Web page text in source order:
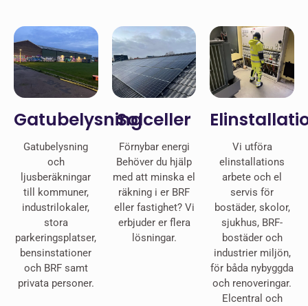
Gatubelysning
Gatubelysning
och
ljusberäkningar
till kommuner,
industrilokaler,
stora
parkeringsplatser,
bensinstationer
och BRF samt
privata personer.
Solceller
Förnybar energi
Behöver du hjälp
med att minska el
räkning i er BRF
eller fastighet? Vi
erbjuder er flera
lösningar.
Vi utföra
elinstallations
arbete och el
servis för
bostäder, skolor,
sjukhus, BRF-
bostäder och
industrier miljön,
för båda nybyggda
och renoveringar.
Elcentral och